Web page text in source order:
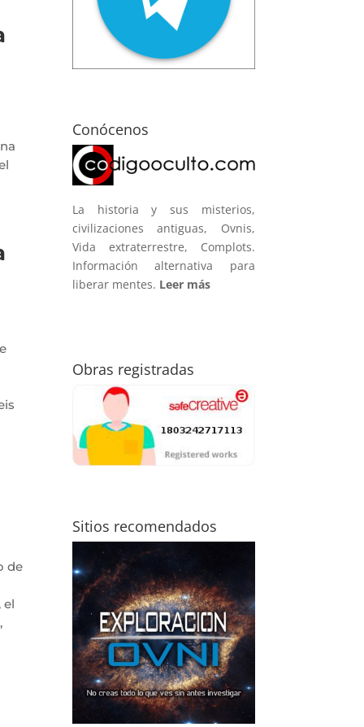
de
el
Conócenos
La historia y sus misterios,
civilizaciones antiguas, Ovnis,
Vida extraterrestre, Complots.
Información alternativa para
liberar mentes. Leer más
Obras registradas
Sitios recomendados